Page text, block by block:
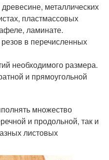
металлических
пластмассовых
ламинате.
в перечисленных
необходимого размера.
и прямоугольной
множество
и продольной, так и
листовых